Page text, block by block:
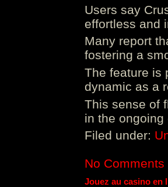
Users say
effortless and
Many report
fostering a
The feature is
dynamic as a
This sense of
in the ongoing
Filed under:
No Comments
Jouez au casino en